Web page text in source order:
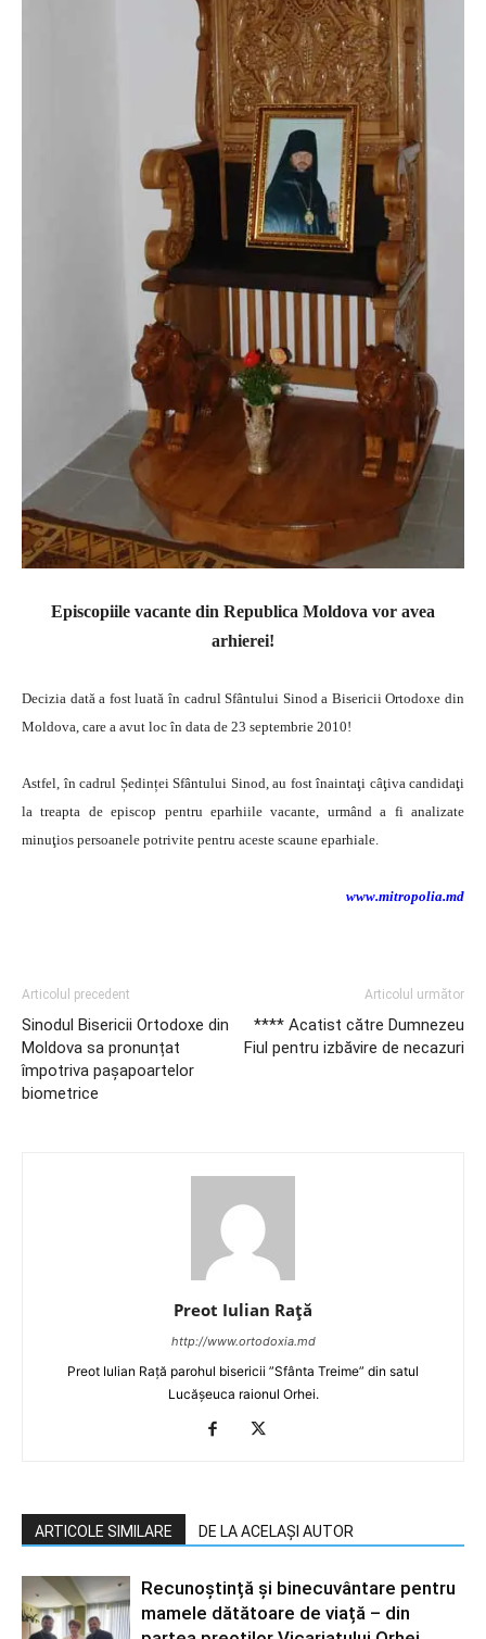
Episcopiile vacante din Republica Moldova vor avea
arhierei!
Decizia dată a fost luată în cadrul Sfântului Sinod a Bisericii Ortodoxe din
Moldova, care a avut loc în data de 23 septembrie 2010!
Astfel, în cadrul Ședinței Sfântului Sinod, au fost înaintaţi câţiva candidaţi
la treapta de episcop pentru eparhiile vacante, urmând a fi analizate
minuţios persoanele potrivite pentru aceste scaune eparhiale.
www.mitropolia.md
Articolul precedent
Sinodul Bisericii Ortodoxe din
Moldova sa pronunțat
împotriva pașapoartelor
biometrice
Articolul următor
**** Acatist către Dumnezeu
Fiul pentru izbăvire de necazuri
Preot Iulian Raţă
http://www.ortodoxia.md
Preot Iulian Rață parohul bisericii ”Sfânta Treime” din satul
Lucășeuca raionul Orhei.
ARTICOLE SIMILARE DE LA ACELAȘI AUTOR
Recunoștință și binecuvântare pentru
mamele dătătoare de viață – din